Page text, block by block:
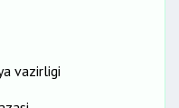
vazirligi